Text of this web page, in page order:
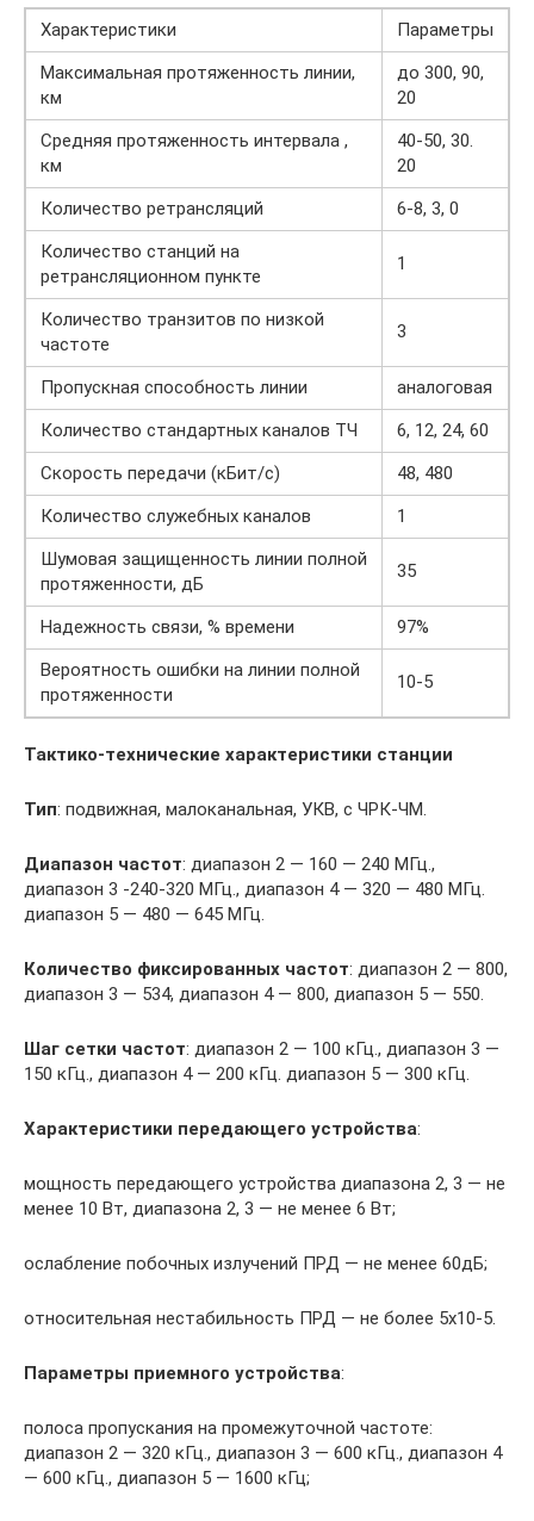
Характеристики
Параметры
Максимальная протяженность линии,
км
до 300, 90,
20
Средняя протяженность интервала ,
км
40-50, 30.
20
Количество ретрансляций
6-8, 3, 0
Количество станций на
ретрансляционном пункте
1
Количество транзитов по низкой
частоте
3
Пропускная способность линии
аналоговая
Количество стандартных каналов ТЧ
6, 12, 24, 60
Скорость передачи (кБит/с)
48, 480
Количество служебных каналов
1
Шумовая защищенность линии полной
протяженности, дБ
35
Надежность связи, % времени
97%
Вероятность ошибки на линии полной
протяженности
10-5
Тактико-технические характеристики станции
Тип: подвижная, малоканальная, УКВ, с ЧРК-ЧМ.
Диапазон частот: диапазон 2 — 160 — 240 МГц.,
диапазон 3 -240-320 МГц., диапазон 4 — 320 — 480 МГц.
диапазон 5 — 480 — 645 МГц.
Количество фиксированных частот: диапазон 2 — 800,
диапазон 3 — 534, диапазон 4 — 800, диапазон 5 — 550.
Шаг сетки частот: диапазон 2 — 100 кГц., диапазон 3 —
150 кГц., диапазон 4 — 200 кГц. диапазон 5 — 300 кГц.
Характеристики передающего устройства:
мощность передающего устройства диапазона 2, 3 — не
менее 10 Вт, диапазона 2, 3 — не менее 6 Вт;
ослабление побочных излучений ПРД — не менее 60дБ;
относительная нестабильность ПРД — не более 5х10-5.
Параметры приемного устройства:
полоса пропускания на промежуточной частоте:
диапазон 2 — 320 кГц., диапазон 3 — 600 кГц., диапазон 4
— 600 кГц., диапазон 5 — 1600 кГц;